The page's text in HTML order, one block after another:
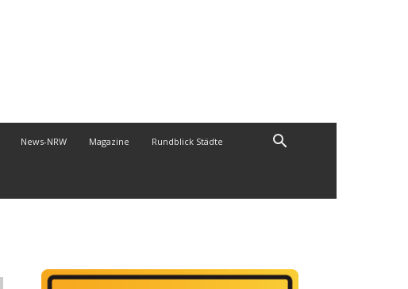
News-NRW Magazine Rundblick Städte